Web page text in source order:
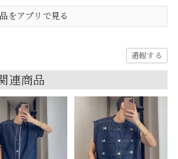
をアプリで見る
通報する
連商品